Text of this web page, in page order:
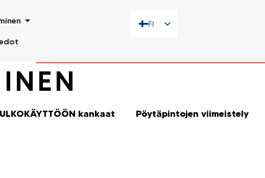
FI
ULKOKÄYTTÖÖN kankaat Pöytäpintojen viimeistely